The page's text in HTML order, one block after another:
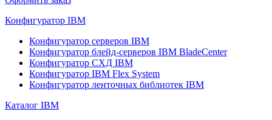
Конфигуратор IBM
Конфигуратор серверов IBM
Конфигуратор блейд-серверов IBM BladeCenter
Конфигуратор СХД IBM
Конфигуратор IBM Flex System
Конфигуратор ленточных библиотек IBM
Каталог IBM